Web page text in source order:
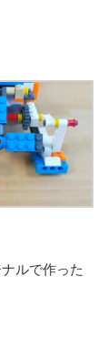
ルで作った